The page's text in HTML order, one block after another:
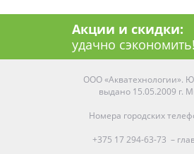
Акции и скидки:
удачно сэкономить!
ООО «Акватехнологии».
выдано 15.05.2009 г.
Номера городских
+375 17 294-63-73 –